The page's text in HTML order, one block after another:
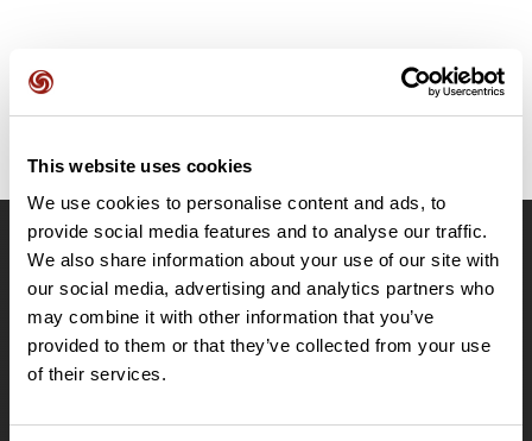
This website uses cookies
We use cookies to personalise content and ads, to
provide social media features and to analyse our traffic.
We also share information about your use of our site with
our social media, advertising and analytics partners who
may combine it with other information that you’ve
provided to them or that they’ve collected from your use
of their services.
OpenRunner
Carrières
À propos
Le Mag'